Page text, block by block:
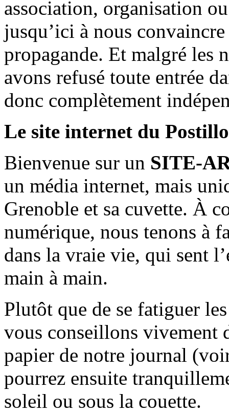
association, organisation
jusqu’ici à nous
propagande. Et malgré les
avons refusé toute entrée
donc complètement
Le site internet du
Bienvenue sur un SITE-
un média internet, mais
Grenoble et sa cuvette. À
numérique, nous tenons à
dans la vraie vie, qui sent
main à main.
Plutôt que de se fatiguer
vous conseillons vivement
papier de notre journal
pourrez ensuite
soleil ou sous la couette.